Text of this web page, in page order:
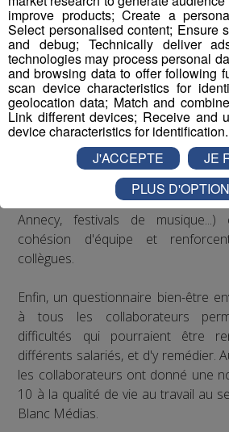
de posture sur les postes de travail
clavier ont été distribués aux
Concernant le bien-être au travail,
Médias organise depuis
séminaires d’entreprise qui
collaborateurs de partager des
sortent du cadre formel du
régulièrement proposé aux
événements festifs (rencontres
partenaires comme les Pionniers
Annecy, festivals de
cohésion d'équipe et
collègues.
Enfin, un questionnaire bien-être
à tous les collaborateurs
difficultés qui pourraient être
différents salariés, et d'y remédier.
les collaborateurs ont donné une
10 à la qualité de vie au travail au
Blanc Médias.
improve products; Create a
Select personalised content; Ensure
and debug; Technically deliver
technologies may process personal
and browsing data to offer following
scan device characteristics for
geolocation data; Match and
Link different devices; Receive and
device characteristics for identification.
J'ACCEPTE
JE
PLUS